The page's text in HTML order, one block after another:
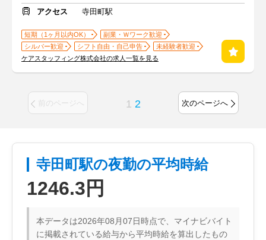
アクセス
寺田町駅
短期（1ヶ月以内OK）
副業・Ｗワーク歓迎
シルバー歓迎
シフト自由・自己申告
未経験者歓迎
ケアスタッフィング株式会社の求人一覧を見る
前のページへ 1 2 次のページへ
寺田町駅の夜勤の平均時給
1246.3円
本データは2026年08月07日時点で、マイナビバイト
に掲載されている給与から平均時給を算出したもの